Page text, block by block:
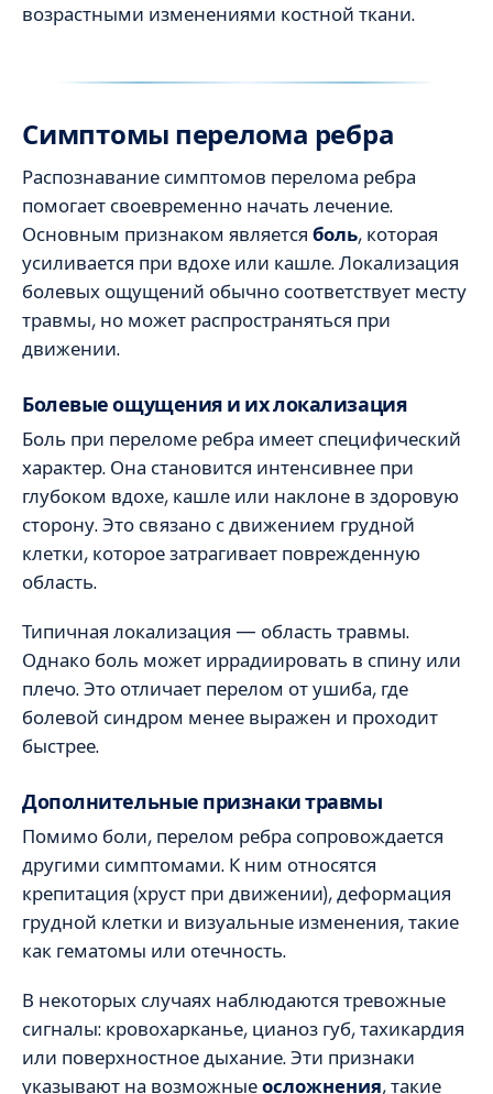
возрастными изменениями костной ткани.
Симптомы перелома ребра
Распознавание симптомов перелома ребра
помогает своевременно начать лечение.
Основным признаком является боль, которая
усиливается при вдохе или кашле. Локализация
болевых ощущений обычно соответствует месту
травмы, но может распространяться при
движении.
Болевые ощущения и их локализация
Боль при переломе ребра имеет специфический
характер. Она становится интенсивнее при
глубоком вдохе, кашле или наклоне в здоровую
сторону. Это связано с движением грудной
клетки, которое затрагивает поврежденную
область.
Типичная локализация — область травмы.
Однако боль может иррадиировать в спину или
плечо. Это отличает перелом от ушиба, где
болевой синдром менее выражен и проходит
быстрее.
Дополнительные признаки травмы
Помимо боли, перелом ребра сопровождается
другими симптомами. К ним относятся
крепитация (хруст при движении), деформация
грудной клетки и визуальные изменения, такие
как гематомы или отечность.
В некоторых случаях наблюдаются тревожные
сигналы: кровохарканье, цианоз губ, тахикардия
или поверхностное дыхание. Эти признаки
указывают на возможныеосложнения, такие